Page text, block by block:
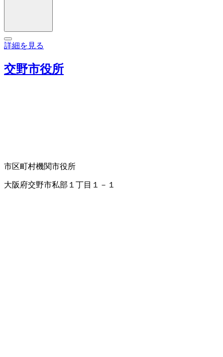
詳細を見る
交野市役所
市区町村機関市役所
大阪府交野市私部１丁目１－１